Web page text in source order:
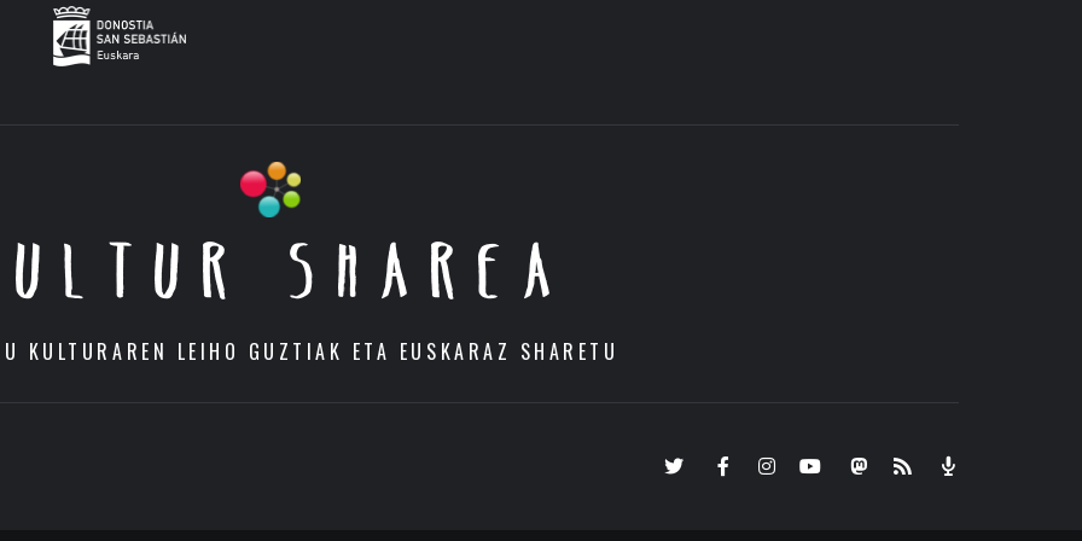
SHAREA
KULTURAREN LEIHO GUZTIAK ETA EUSKARAZ SHARETU
TwitterFacebookInstagramYoutubeMastodon.eus
RSS Podcast